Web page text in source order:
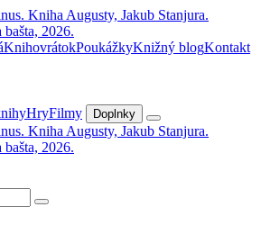
KnihovrátokPoukážkyKnižný blogKontakt
HryFilmy Doplnky